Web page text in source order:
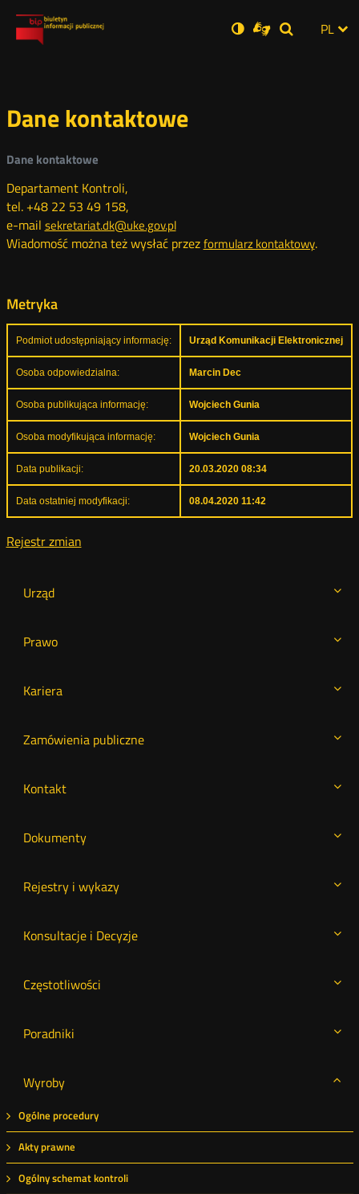
Ustawienia
Wersja
zwykła
Dla
niesłyszących
Otwórz Otwórz
Otwórz
Social PL
Urząd
Prawo
Kariera
Zamówienia publiczne
Kontakt
Dokumenty
Rejestry i wykazy
Konsultacje i Decyzje
Częstotliwości
Poradniki
Wyroby
Ogólne procedury
Akty prawne
Ogólny schemat kontroli
Dane kontaktowe
Dane kontaktowe
Departament Kontroli,
tel. +48 22 53 49 158,
e-mail sekretariat.dk@uke.gov.pl
Wiadomość można też wysłać przezformularz kontaktowyOtwórz
.
Metryka
Podmiot udostępniający informację: Urząd Komunikacji Elektronicznej
Osoba odpowiedzialna: Marcin Dec
Osoba publikująca informację: Wojciech Gunia
Osoba modyfikująca informację: Wojciech Gunia
Data publikacji: 20.03.2020 08:34
Data ostatniej modyfikacji: 08.04.2020 11:42
Rejestr zmian